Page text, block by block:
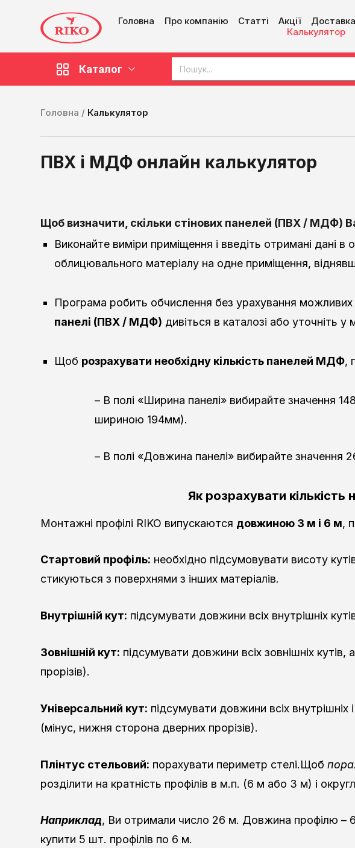
Головна Про компанію Статті Акції Доставка
Калькулятор
Каталог
Головна / Калькулятор
ПВХ і МДФ онлайн калькулятор
Щоб визначити, скільки стінових панелей (ПВХ / МДФ)
Виконайте виміри приміщення і введіть отримані дані
облицювального матеріалу на одне приміщення,
Програма робить обчислення без урахування можливих
панелі (ПВХ / МДФ) дивіться в каталозі або уточніть
Щоб розрахувати необхідну кількість панелей МДФ,
– В полі «Ширина панелі» вибирайте значення
шириною 194мм).
– В полі «Довжина панелі» вибирайте значення
Як розрахувати
Монтажні профілі RIKO випускаются довжиною 3 м і 6 м,
Стартовий профіль: необхідно підсумовувати висоту
стикуються з поверхнями з інших матеріалів.
Внутрішній кут: підсумувати довжини всіх внутрішніх
Зовнішній кут: підсумувати довжини всіх зовнішніх
прорізів).
Універсальний кут: підсумувати довжини всіх внутрішніх
(мінус, нижня сторона дверних прорізів).
Плінтус стельовий: порахувати периметр стелі.Щоб
розділити на кратність профілів в м.п. (6 м або 3 м) і
Наприклад, Ви отримали число 26 м. Довжина профілю
купити 5 шт. профілів по 6 м.